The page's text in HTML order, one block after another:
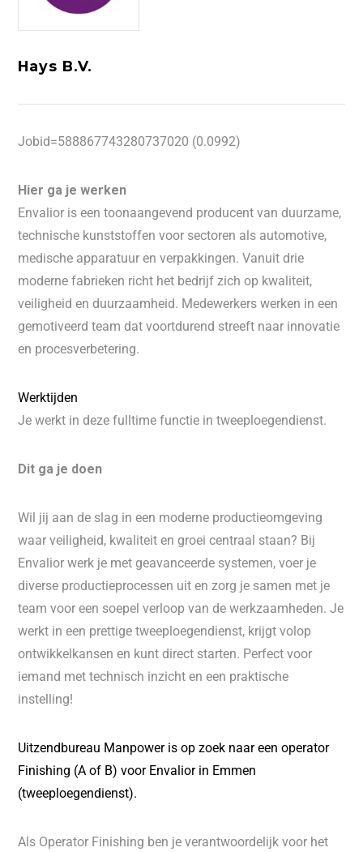
Hays B.V.
Jobid=588867743280737020 (0.0992)
Hier ga je werken
Envalior is een toonaangevend producent van duurzame,
technische kunststoffen voor sectoren als automotive,
medische apparatuur en verpakkingen. Vanuit drie
moderne fabrieken richt het bedrijf zich op kwaliteit,
veiligheid en duurzaamheid. Medewerkers werken in een
gemotiveerd team dat voortdurend streeft naar innovatie
en procesverbetering.
Werktijden
Je werkt in deze fulltime functie in tweeploegendienst.
Dit ga je doen
Wil jij aan de slag in een moderne productieomgeving
waar veiligheid, kwaliteit en groei centraal staan? Bij
Envalior werk je met geavanceerde systemen, voer je
diverse productieprocessen uit en zorg je samen met je
team voor een soepel verloop van de werkzaamheden. Je
werkt in een prettige tweeploegendienst, krijgt volop
ontwikkelkansen en kunt direct starten. Perfect voor
iemand met technisch inzicht en een praktische
instelling!
Uitzendbureau Manpower is op zoek naar een operator
Finishing (A of B) voor Envalior in Emmen
(tweeploegendienst).
Als Operator Finishing ben je verantwoordelijk voor het